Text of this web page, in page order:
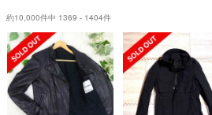
約10,000件中 1369 - 1404件